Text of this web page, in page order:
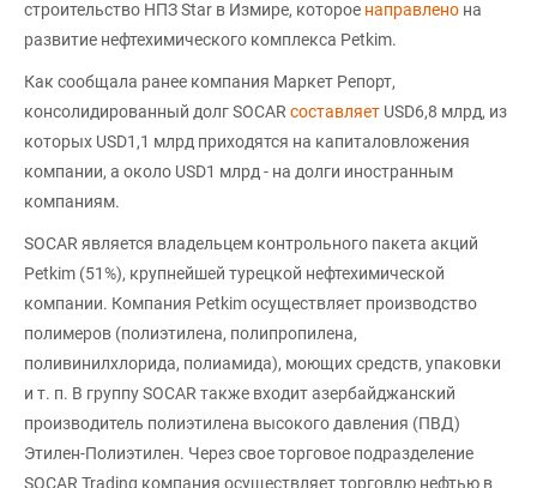
строительство НПЗ Star в Измире, которое направлено на
развитие нефтехимического комплекса Petkim.
Как сообщала ранее компания Маркет Репорт,
консолидированный долг SOCAR составляет USD6,8 млрд, из
которых USD1,1 млрд приходятся на капиталовложения
компании, а около USD1 млрд - на долги иностранным
компаниям.
SOCAR является владельцем контрольного пакета акций
Petkim (51%), крупнейшей турецкой нефтехимической
компании. Компания Petkim осуществляет производство
полимеров (полиэтилена, полипропилена,
поливинилхлорида, полиамида), моющих средств, упаковки
и т. п. В группу SOCAR также входит азербайджанский
производитель полиэтилена высокого давления (ПВД)
Этилен-Полиэтилен. Через свое торговое подразделение
SOCAR Trading компания осуществляет торговлю нефтью в